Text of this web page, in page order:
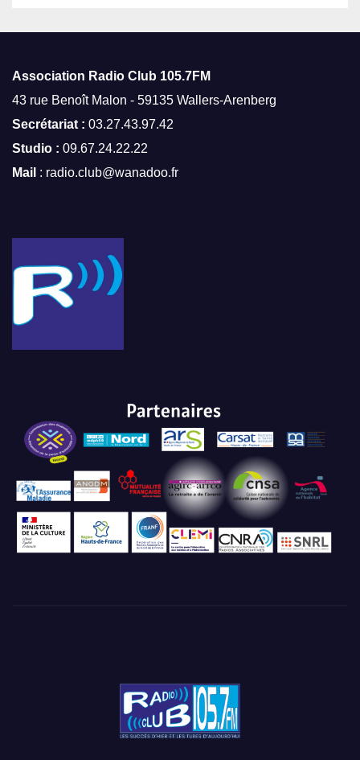
Association Radio Club 105.7FM
43 rue Benoît Malon - 59135 Wallers-Arenberg
Secrétariat : 03.27.43.97.42
Studio : 09.67.24.22.22
Mail : radio.club@wanadoo.fr